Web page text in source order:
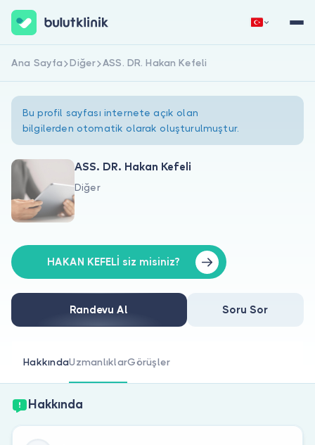
Hakkımızda
Doktorlar için
Doktor musunuz?
Hemen Kaydol
Ana Sayfa Diğer ASS. DR. Hakan Kefeli
Bu profil sayfası internete açık olan
bilgilerden otomatik olarak oluşturulmuştur.
ASS. DR. Hakan Kefeli
Diğer
HAKAN KEFELİ siz misiniz?
Randevu Al Soru Sor
HakkındaUzmanlıklarGörüşler
Hakkında